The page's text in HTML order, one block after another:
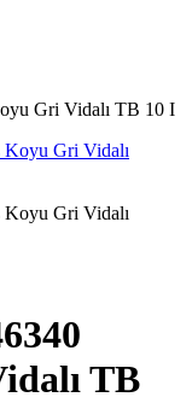
Gri Vidalı TB 10 I
TB